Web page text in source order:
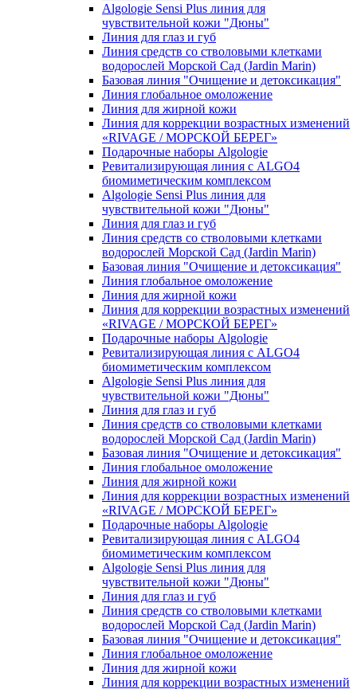
Algologie Sensi Plus линия для
чувcтвительной кожи "Дюны"
Линия для глаз и губ
Линия средств со стволовыми клетками
водорослей Морской Сад (Jardin Marin)
Базовая линия "Очищение и детоксикация"
Линия глобальное омоложение
Линия для жирной кожи
Линия для коррекции возрастных изменений
«RIVAGE / МОРСКОЙ БЕРЕГ»
Подарочные наборы Algologie
Ревитализирующая линия с ALGO4
биомиметическим комплексом
Algologie Sensi Plus линия для
чувcтвительной кожи "Дюны"
Линия для глаз и губ
Линия средств со стволовыми клетками
водорослей Морской Сад (Jardin Marin)
Базовая линия "Очищение и детоксикация"
Линия глобальное омоложение
Линия для жирной кожи
Линия для коррекции возрастных изменений
«RIVAGE / МОРСКОЙ БЕРЕГ»
Подарочные наборы Algologie
Ревитализирующая линия с ALGO4
биомиметическим комплексом
Algologie Sensi Plus линия для
чувcтвительной кожи "Дюны"
Линия для глаз и губ
Линия средств со стволовыми клетками
водорослей Морской Сад (Jardin Marin)
Базовая линия "Очищение и детоксикация"
Линия глобальное омоложение
Линия для жирной кожи
Линия для коррекции возрастных изменений
«RIVAGE / МОРСКОЙ БЕРЕГ»
Подарочные наборы Algologie
Ревитализирующая линия с ALGO4
биомиметическим комплексом
Algologie Sensi Plus линия для
чувcтвительной кожи "Дюны"
Линия для глаз и губ
Линия средств со стволовыми клетками
водорослей Морской Сад (Jardin Marin)
Базовая линия "Очищение и детоксикация"
Линия глобальное омоложение
Линия для жирной кожи
Линия для коррекции возрастных изменений